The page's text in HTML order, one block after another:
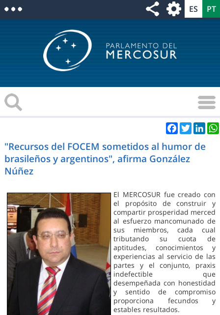
Facebook
Twitter
"Recursos del FOCEM sometidos al humor de
brasileños y argentinos", afirma González
Núñez
El MERCOSUR fue creado con
el propósito de construir y
compartir prosperidad merced
al esfuerzo mancomunado de
sus miembros, cada cual
tributando su cuota de
aptitudes, conocimientos y
experiencias al servicio de las
partes y el conjunto, praxis
indefectible que
desempeñada con honestidad
y sentido de compromiso
proporciona fecundos y
estables resultados.